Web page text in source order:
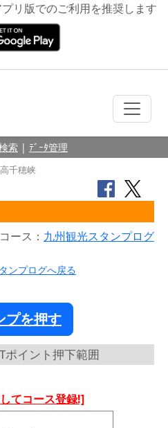
リ版でのご利用を推奨します
索 | ﾃﾞｰﾀ管理
千穂峡
コース： 九州観光スタンプログ
ンプログへ戻る
プを押す
ポイント押下範囲
てコース登録!]